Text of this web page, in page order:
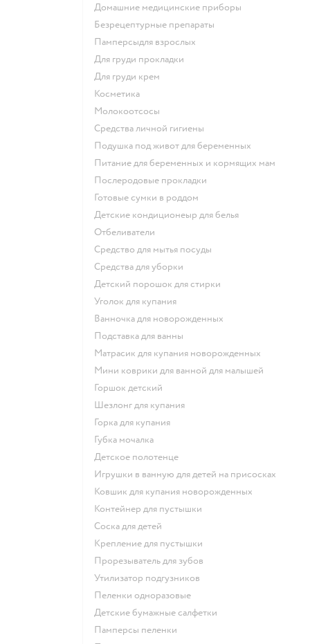
домашние медицинские приборы
безрецептурные препараты
памперсыдля взрослых
для груди прокладки
для груди крем
косметика
Молокоотсосы
средства личной гигиены
подушка под живот для беременных
питание для беременных и кормящих мам
послеродовые прокладки
готовые сумки в роддом
детские кондиционеыр для белья
отбеливатели
средство для мытья посуды
средства для уборки
детский порошок для стирки
уголок для купания
ванночка для новорожденных
подставка для ванны
матрасик для купания новорожденных
мини коврики для ванной для малышей
горшок детский
шезлонг для купания
горка для купания
губка мочалка
детское полотенце
игрушки в ванную для детей на присосках
ковшик для купания новорожденных
контейнер для пустышки
соска для детей
крепление для пустышки
прорезыватель для зубов
утилизатор подгузников
пеленки одноразовые
детские бумажные салфетки
памперсы пеленки